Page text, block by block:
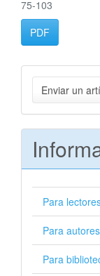
75-103
PDF
Enviar
un
artículo
Enviar un
Para
Para
Para